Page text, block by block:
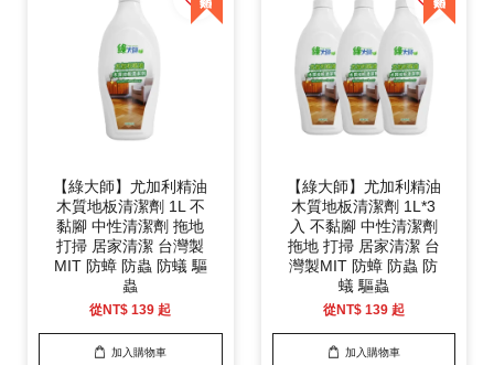
【綠大師】尤加利精油
木質地板清潔劑 1L 不
黏腳 中性清潔劑 拖地
打掃 居家清潔 台灣製
MIT 防蟑 防蟲 防蟻 驅
蟲
從NT$ 139起
加入購物車
【綠大師】尤加利精油
木質地板清潔劑 1L*3
入 不黏腳 中性清潔劑
拖地 打掃 居家清潔 台
灣製MIT 防蟑 防蟲 防
蟻 驅蟲
從NT$ 139 起
加入購物車